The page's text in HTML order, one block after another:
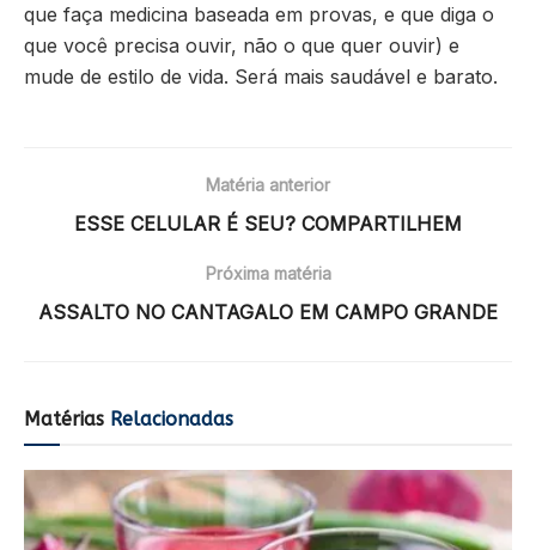
que faça medicina baseada em provas, e que diga o
que você precisa ouvir, não o que quer ouvir) e
mude de estilo de vida. Será mais saudável e barato.
Matéria anterior
ESSE CELULAR É SEU? COMPARTILHEM
Próxima matéria
ASSALTO NO CANTAGALO EM CAMPO GRANDE
Matérias Relacionadas